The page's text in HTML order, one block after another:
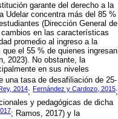
garante del derecho a la
Udelar concentra más del 85 %
(Dirección General de
en las características
promedio al ingreso a la
el 55 % de quienes ingresan
2023). No obstante, la
en sus niveles
una tasa de desafiliación de 25-
2014; Fernández y Cardozo, 2015;
y pedagógicas de dicha
; Ramos, 2017) y la